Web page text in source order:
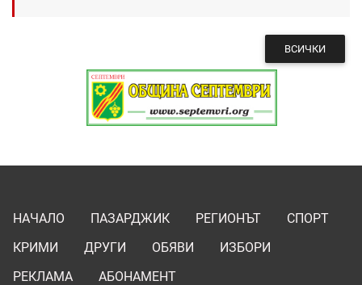
ВСИЧКИ
НАЧАЛО ПАЗАРДЖИК РЕГИОНЪТ
СПОРТ
КРИМИ
ДРУГИ ОБЯВИ
ИЗБОРИ
РЕКЛАМА
АБОНАМЕНТ